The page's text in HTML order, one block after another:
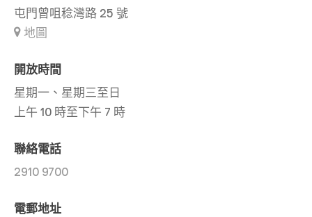
屯門曾咀稔灣路 25 號
地圖
開放時間
星期一、星期三至日
上午 10 時至下午 7 時
聯絡電話
2910 9700
電郵地址